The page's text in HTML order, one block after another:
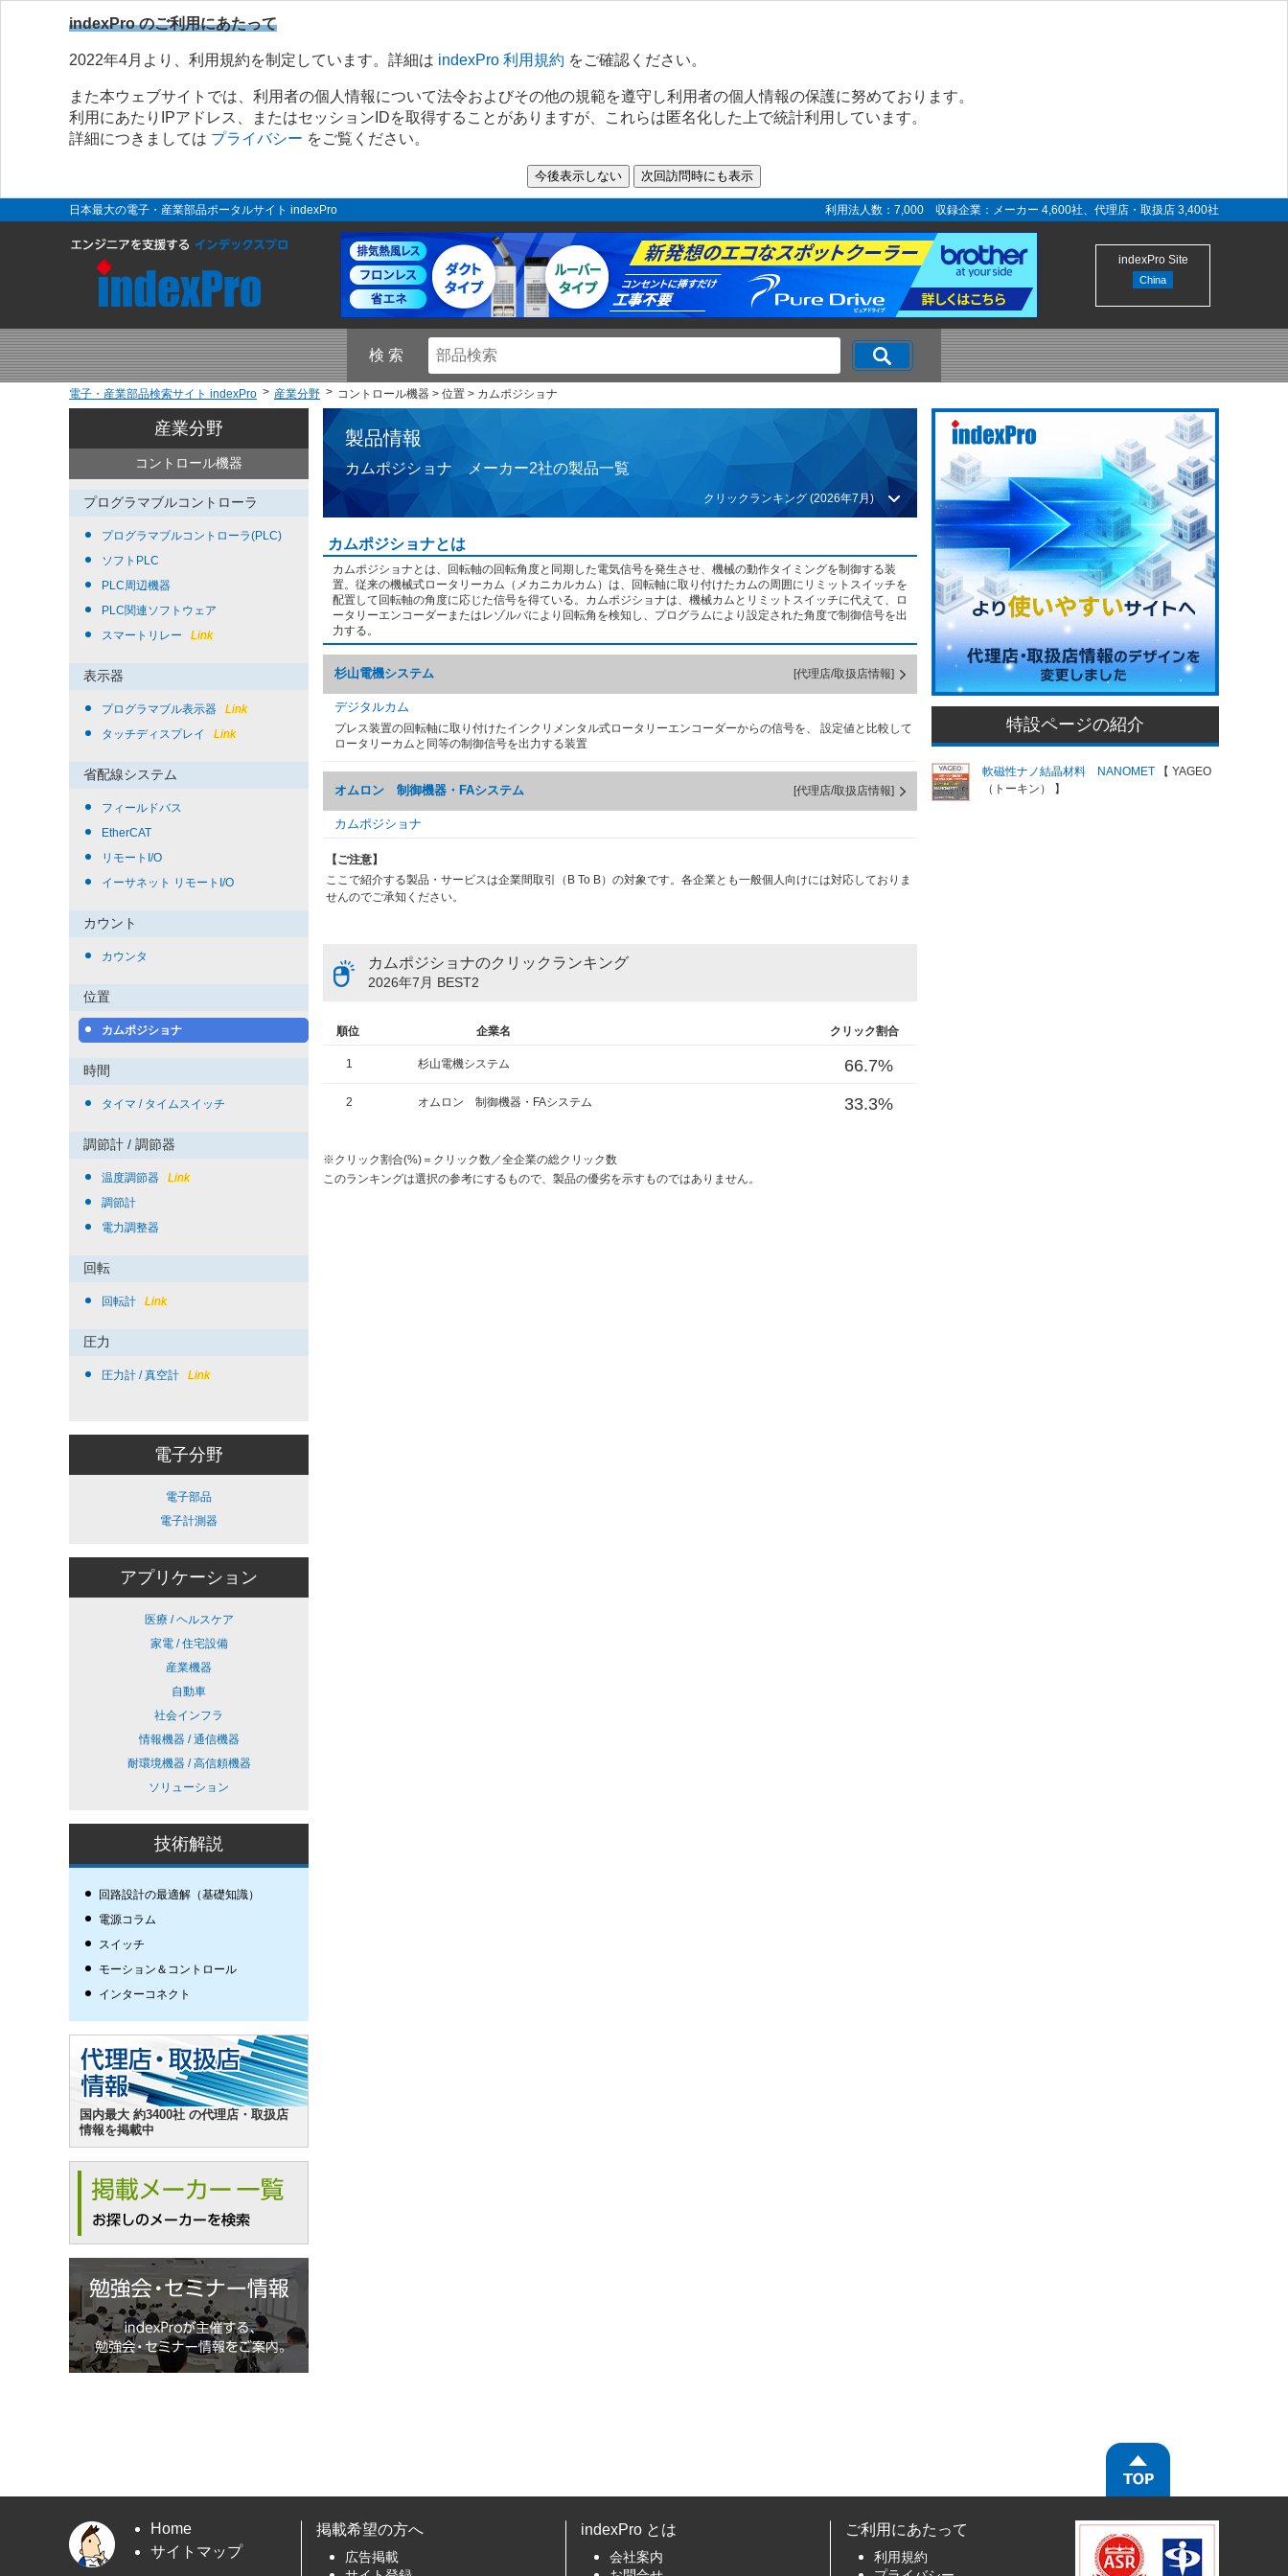
indexPro のご利用にあたって
2022年4月より、利用規約を制定しています。詳細は indexPro 利用規約 をご確認ください。
また本ウェブサイトでは、利用者の個人情報について法令およびその他の規範を遵守し利用者の個人情報の保護に努めております。
利用にあたりIPアドレス、またはセッションIDを取得することがありますが、これらは匿名化した上で統計利用しています。
詳細につきましては プライバシー をご覧ください。
日本最大の電子・産業部品ポータルサイト indexPro 利用法人数：7,000 収録企業：メーカー 4,600社、代理店・取扱店 3,400社
indexPro Site
China
検 索
電子・産業部品検索サイト indexPro 産業分野 コントロール機器 > 位置 > カムポジショナ
産業分野
コントロール機器
プログラマブルコントローラ
プログラマブルコントローラ(PLC)
ソフトPLC
PLC周辺機器
PLC関連ソフトウェア
スマートリレー
Link
表示器
プログラマブル表示器
Link
タッチディスプレイ
Link
省配線システム
フィールドバス
EtherCAT
リモートI/O
イーサネット リモートI/O
カウント
カウンタ
位置
カムポジショナ
時間
タイマ / タイムスイッチ
調節計 / 調節器
温度調節器
Link
調節計
電力調整器
回転
回転計 Link
圧力
圧力計 / 真空計 Link
電子分野
電子部品
電子計測器
アプリケーション
医療 / ヘルスケア
家電 / 住宅設備
産業機器
自動車
社会インフラ
情報機器 / 通信機器
耐環境機器 / 高信頼機器
ソリューション
技術解説
回路設計の最適解（基礎知識）
電源コラム
スイッチ
モーション＆コントロール
インターコネクト
国内最大 約3400社 の代理店・取扱店
情報を掲載中
製品情報
カムポジショナ メーカー2社の製品一覧
クリックランキング (2026年7月)
カムポジショナとは
カムポジショナとは、回転軸の回転角度と同期した電気信号を発生させ、機械の動作タイミングを制御する装
置。従来の機械式ロータリーカム（メカニカルカム）は、回転軸に取り付けたカムの周囲にリミットスイッチを
配置して回転軸の角度に応じた信号を得ている。カムポジショナは、機械カムとリミットスイッチに代えて、ロ
ータリーエンコーダーまたはレゾルバにより回転角を検知し、プログラムにより設定された角度で制御信号を出
力する。
杉山電機システム [代理店/取扱店情報]
デジタルカム
プレス装置の回転軸に取り付けたインクリメンタル式ロータリーエンコーダーからの信号を、 設定値と比較して
ロータリーカムと同等の制御信号を出力する装置
オムロン 制御機器・FAシステム [代理店/取扱店情報]
カムポジショナ
【ご注意】
ここで紹介する製品・サービスは企業間取引（B To B）の対象です。各企業とも一般個人向けには対応しておりま
せんのでご承知ください。
カムポジショナのクリックランキング
2026年7月 BEST2
順位 企業名 クリック割合
1 杉山電機システム 66.7%
2 オムロン 制御機器・FAシステム 33.3%
※クリック割合(%)＝クリック数／全企業の総クリック数
このランキングは選択の参考にするもので、製品の優劣を示すものではありません。
特設ページの紹介
軟磁性ナノ結晶材料 NANOMET
【 YAGEO
（トーキン） 】
Home
サイトマップ
掲載希望の方へ
広告掲載
indexPro とは
会社案内
ご利用にあたって
利用規約